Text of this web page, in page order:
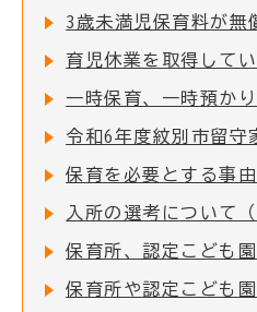
3歳未満児保育料が無
一時保育、一時預か
入所の選考について
保育所、認定こども
保育所や認定こども